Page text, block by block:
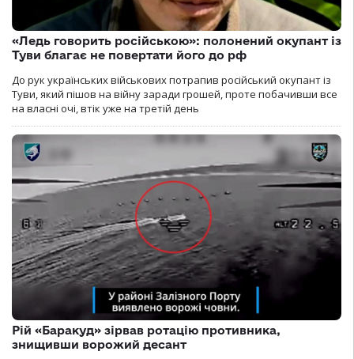
«Ледь говорить російською»: полонений окупант із
Туви благає не повертати його до рф
До рук українських військових потрапив російський окупант із
Туви, який пішов на війну заради грошей, проте побачивши все
на власні очі, втік уже на третій день
Рій «Баракуд» зірвав ротацію противника,
знищивши ворожий десант